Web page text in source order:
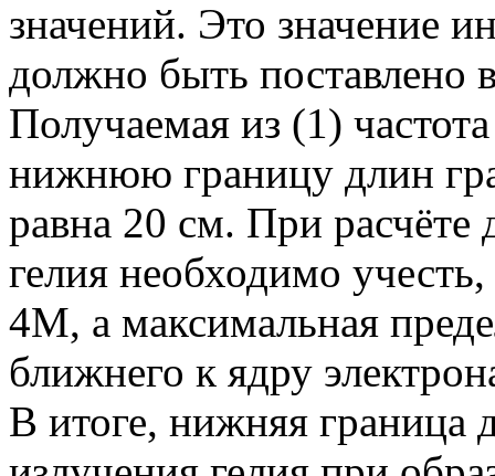
значений. Это значение
должно быть поставлено
Получаемая из (1)
нижнюю границу длин
равна 20 см. При расчёте
гелия необходимо учесть,
4M, а максимальная
ближнего к ядру
В итоге, нижняя граница